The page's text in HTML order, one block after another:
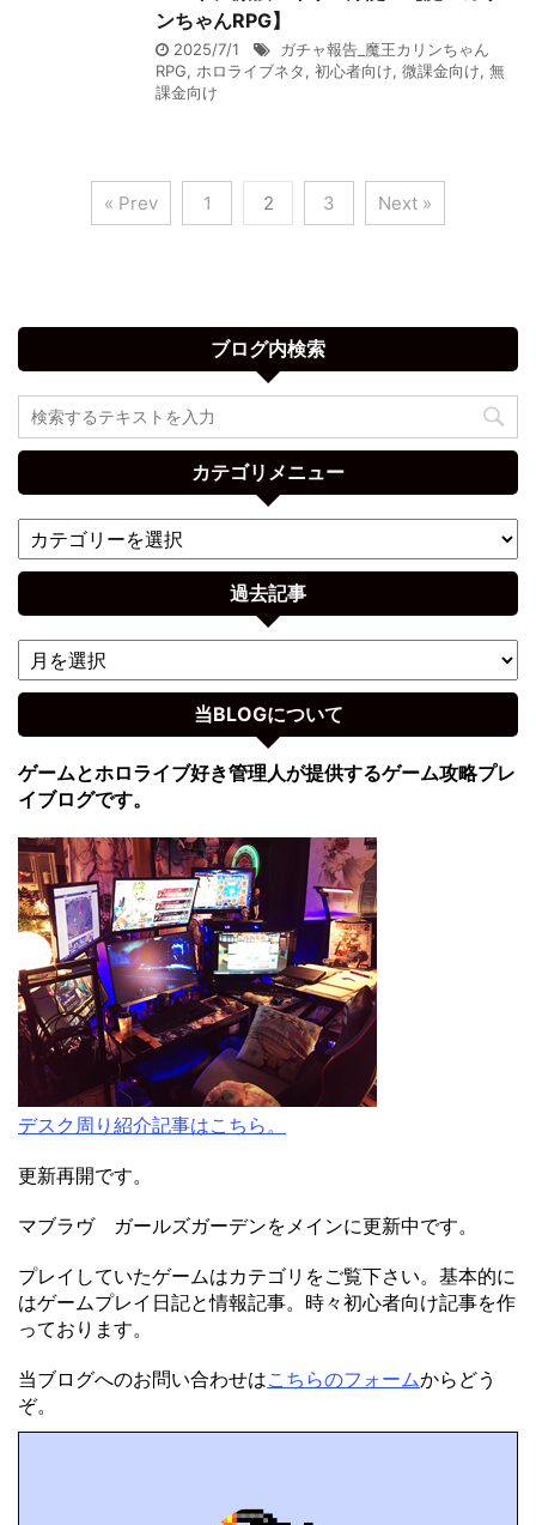
ンちゃんRPG】
2025/7/1
ガチャ報告_魔王カリンちゃん
RPG, ホロライブネタ, 初心者向け, 微課金向け, 無
課金向け
« Prev 1 2 3 Next »
ブログ内検索
カテゴリメニュー
過去記事
当BLOGについて
ゲームとホロライブ好き管理人が提供するゲーム攻略プレ
イブログです。
デスク周り紹介記事はこちら。
更新再開です。
マブラヴ ガールズガーデンをメインに更新中です。
プレイしていたゲームはカテゴリをご覧下さい。基本的に
はゲームプレイ日記と情報記事。時々初心者向け記事を作
っております。
当ブログへのお問い合わせはこちらのフォームからどう
ぞ。